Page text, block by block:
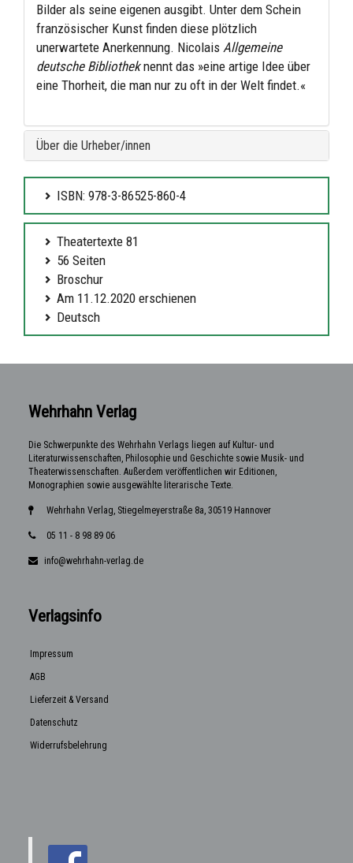
Bilder als seine eigenen ausgibt. Unter dem Schein
französischer Kunst finden diese plötzlich
unerwartete Anerkennung. Nicolais Allgemeine
deutsche Bibliotheknennt das »eine artige Idee über
eine Thorheit, die man nur zu oft in der Welt findet.«
Über die Urheber/innen
ISBN: 978-3-86525-860-4
Theatertexte 81
56 Seiten
Broschur
Am 11.12.2020 erschienen
Deutsch
Wehrhahn Verlag
Die Schwerpunkte des Wehrhahn Verlags liegen auf Kultur- und
Literaturwissenschaften, Philosophie und Geschichte sowie Musik- und
Theaterwissenschaften. Außerdem veröffentlichen wir Editionen,
Monographien sowie ausgewählte literarische Texte.
Wehrhahn Verlag, Stiegelmeyerstraße 8a, 30519 Hannover
05 11 - 8 98 89 06
info@wehrhahn-verlag.de
Verlagsinfo
Impressum
AGB
Lieferzeit & Versand
Datenschutz
Widerrufsbelehrung